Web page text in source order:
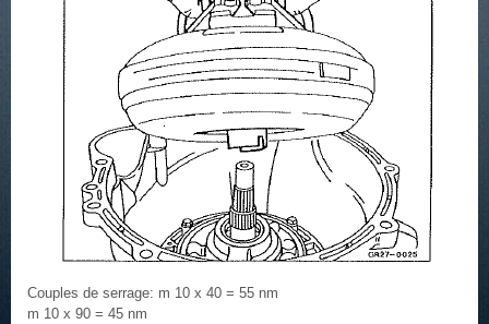
Couples de serrage: m 10 x 40 = 55 nm
m 10 x 90 = 45 nm